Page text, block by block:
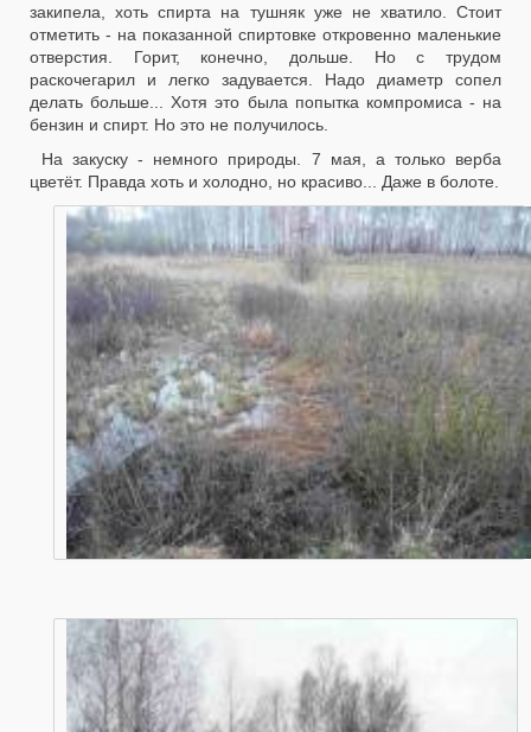
закипела, хоть спирта на тушняк уже не хватило. Стоит
отметить - на показанной спиртовке откровенно маленькие
отверстия. Горит, конечно, дольше. Но с трудом
раскочегарил и легко задувается. Надо диаметр сопел
делать больше... Хотя это была попытка компромиса - на
бензин и спирт. Но это не получилось.
На закуску - немного природы. 7 мая, а только верба
цветёт. Правда хоть и холодно, но красиво... Даже в болоте.